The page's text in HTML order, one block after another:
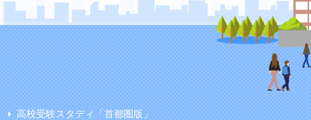
高校受験スタディ「首都圏版」